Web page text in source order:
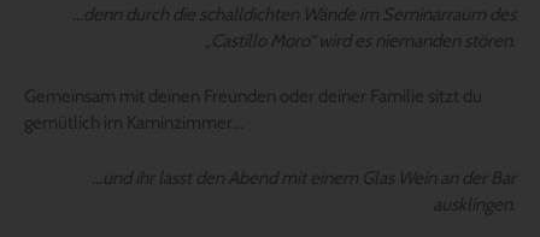
…denn durch die schalldichten Wände im Seminarraum des
„Castillo Moro“ wird es niemanden stören.
Gemeinsam mit deinen Freunden oder deiner Familie sitzt du
gemütlich im Kaminzimmer…
…und ihr lasst den Abend mit einem Glas Wein an der Bar
ausklingen.